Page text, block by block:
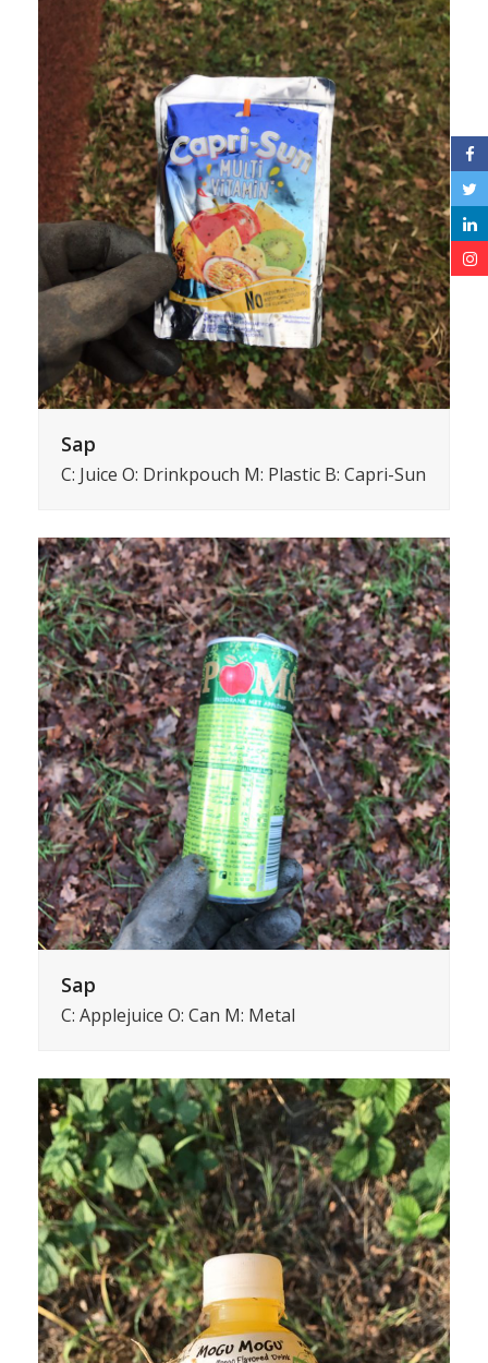
Sap
C: Juice O: Drinkpouch M: Plastic B: Capri-Sun
Sap
C: Applejuice O: Can M: Metal